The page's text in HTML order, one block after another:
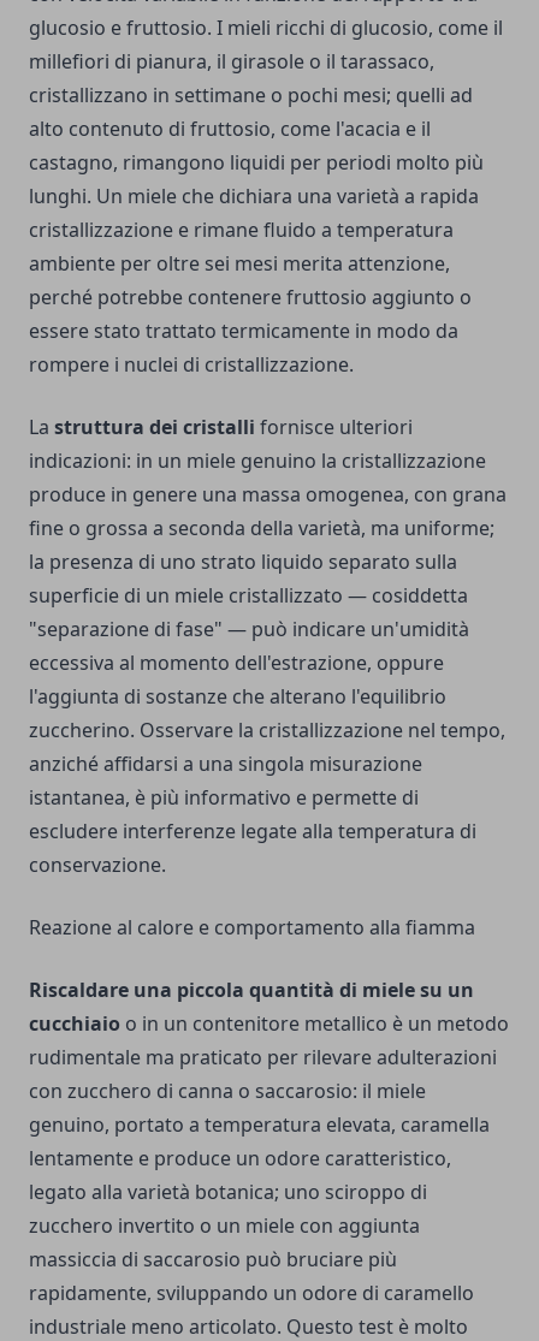
glucosio e fruttosio. I mieli ricchi di glucosio, come il
millefiori di pianura, il girasole o il tarassaco,
cristallizzano in settimane o pochi mesi; quelli ad
alto contenuto di fruttosio, come l'acacia e il
castagno, rimangono liquidi per periodi molto più
lunghi. Un miele che dichiara una varietà a rapida
cristallizzazione e rimane fluido a temperatura
ambiente per oltre sei mesi merita attenzione,
perché potrebbe contenere fruttosio aggiunto o
essere stato trattato termicamente in modo da
rompere i nuclei di cristallizzazione.
La struttura dei cristalli fornisce ulteriori
indicazioni: in un miele genuino la cristallizzazione
produce in genere una massa omogenea, con grana
fine o grossa a seconda della varietà, ma uniforme;
la presenza di uno strato liquido separato sulla
superficie di un miele cristallizzato — cosiddetta
"separazione di fase" — può indicare un'umidità
eccessiva al momento dell'estrazione, oppure
l'aggiunta di sostanze che alterano l'equilibrio
zuccherino. Osservare la cristallizzazione nel tempo,
anziché affidarsi a una singola misurazione
istantanea, è più informativo e permette di
escludere interferenze legate alla temperatura di
conservazione.
Reazione al calore e comportamento alla fiamma
Riscaldare una piccola quantità di miele su un
cucchiaio o in un contenitore metallico è un metodo
rudimentale ma praticato per rilevare adulterazioni
con zucchero di canna o saccarosio: il miele
genuino, portato a temperatura elevata, caramella
lentamente e produce un odore caratteristico,
legato alla varietà botanica; uno sciroppo di
zucchero invertito o un miele con aggiunta
massiccia di saccarosio può bruciare più
rapidamente, sviluppando un odore di caramello
industriale meno articolato. Questo test è molto